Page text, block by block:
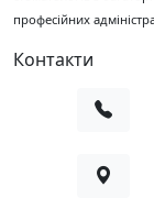
професійних
Контакти